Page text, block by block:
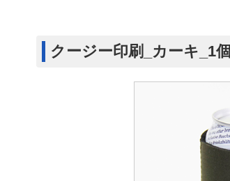
クージー印刷_カーキ_1個